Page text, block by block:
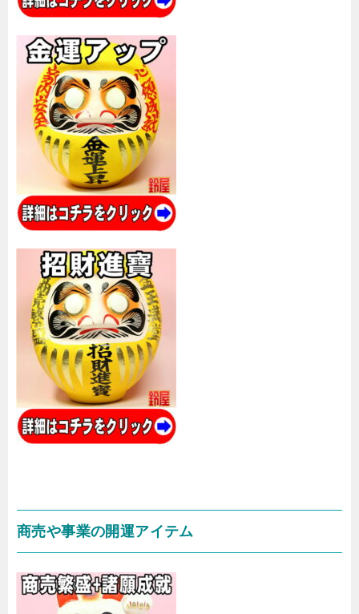
商売や事業の開運アイテム